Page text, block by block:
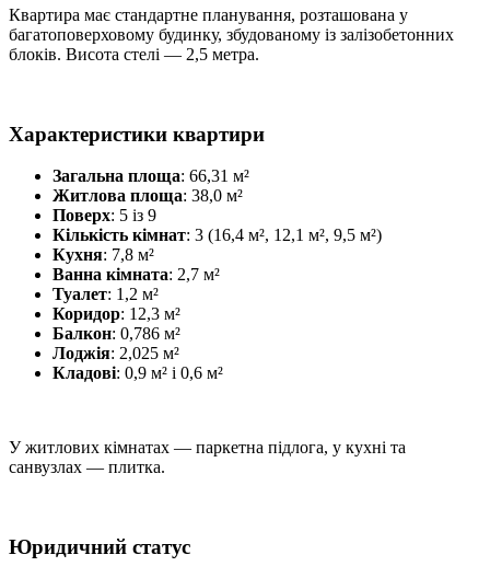
Квартира має стандартне планування, розташована у
багатоповерховому будинку, збудованому із залізобетонних
блоків. Висота стелі — 2,5 метра.
Характеристики квартири
Загальна площа: 66,31 м²
Житлова площа: 38,0 м²
Поверх: 5 із 9
Кількість кімнат: 3 (16,4 м², 12,1 м², 9,5 м²)
Кухня: 7,8 м²
Ванна кімната: 2,7 м²
Туалет: 1,2 м²
Коридор: 12,3 м²
Балкон: 0,786 м²
Лоджія: 2,025 м²
Кладові: 0,9 м² і 0,6 м²
У житлових кімнатах — паркетна підлога, у кухні та
санвузлах — плитка.
Юридичний статус